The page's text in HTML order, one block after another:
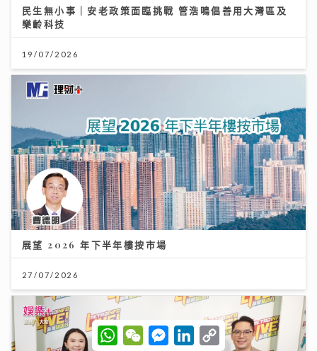
民生無小事｜安老政策面臨挑戰 管浩鳴倡善用大灣區及
樂齡科技
19/07/2026
展望 2026 年下半年樓按市場
27/07/2026
W
h
W
e
M
e
L
C
o